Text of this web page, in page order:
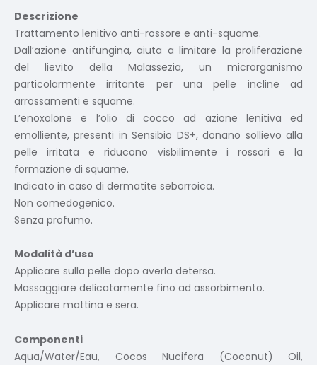
Descrizione
Trattamento lenitivo anti-rossore e anti-squame.
Dall’azione antifungina, aiuta a limitare la proliferazione
del lievito della Malassezia, un microrganismo
particolarmente irritante per una pelle incline ad
arrossamenti e squame.
L’enoxolone e l’olio di cocco ad azione lenitiva ed
emolliente, presenti in Sensibio DS+, donano sollievo alla
pelle irritata e riducono visbilimente i rossori e la
formazione di squame.
Indicato in caso di dermatite seborroica.
Non comedogenico.
Senza profumo.
Modalità d’uso
Applicare sulla pelle dopo averla detersa.
Massaggiare delicatamente fino ad assorbimento.
Applicare mattina e sera.
Componenti
Aqua/Water/Eau, Cocos Nucifera (Coconut) Oil,